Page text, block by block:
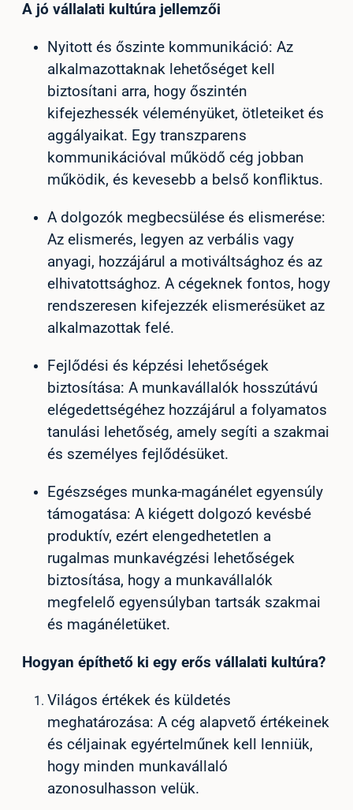
A jó vállalati kultúra jellemzői
Nyitott és őszinte kommunikáció: Az
alkalmazottaknak lehetőséget kell
biztosítani arra, hogy őszintén
kifejezhessék véleményüket, ötleteiket és
aggályaikat. Egy transzparens
kommunikációval működő cég jobban
működik, és kevesebb a belső konfliktus.
A dolgozók megbecsülése és elismerése:
Az elismerés, legyen az verbális vagy
anyagi, hozzájárul a motiváltsághoz és az
elhivatottsághoz. A cégeknek fontos, hogy
rendszeresen kifejezzék elismerésüket az
alkalmazottak felé.
Fejlődési és képzési lehetőségek
biztosítása: A munkavállalók hosszútávú
elégedettségéhez hozzájárul a folyamatos
tanulási lehetőség, amely segíti a szakmai
és személyes fejlődésüket.
Egészséges munka-magánélet egyensúly
támogatása: A kiégett dolgozó kevésbé
produktív, ezért elengedhetetlen a
rugalmas munkavégzési lehetőségek
biztosítása, hogy a munkavállalók
megfelelő egyensúlyban tartsák szakmai
és magánéletüket.
Hogyan építhető ki egy erős vállalati kultúra?
Világos értékek és küldetés
meghatározása: A cég alapvető értékeinek
és céljainak egyértelműnek kell lenniük,
hogy minden munkavállaló
azonosulhasson velük.